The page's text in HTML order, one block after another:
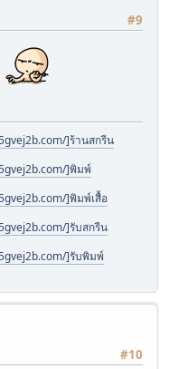
#9
]ร้านสกรีน
]พิมพ์
]พิมพ์เสื้อ
]รับสกรีน
]รับพิมพ์
#10